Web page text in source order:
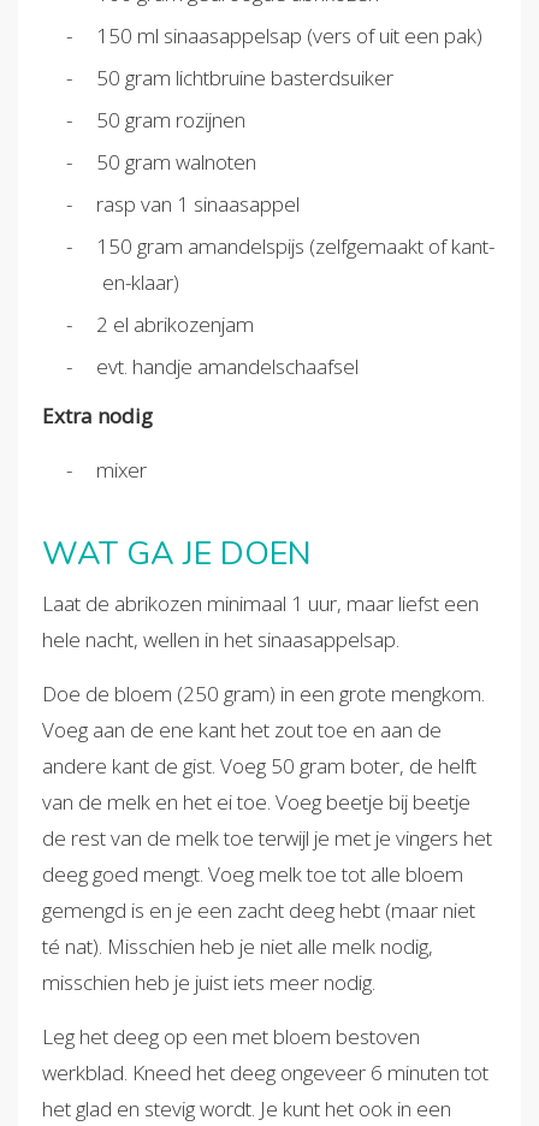
150 ml sinaasappelsap (vers of uit een pak)
50 gram lichtbruine basterdsuiker
50 gram rozijnen
50 gram walnoten
rasp van 1 sinaasappel
150 gram amandelspijs (zelfgemaakt of kant-
en-klaar)
2 el abrikozenjam
evt. handje amandelschaafsel
Extra nodig
mixer
WAT GA JE DOEN
Laat de abrikozen minimaal 1 uur, maar liefst een
hele nacht, wellen in het sinaasappelsap.
Doe de bloem (250 gram) in een grote mengkom.
Voeg aan de ene kant het zout toe en aan de
andere kant de gist. Voeg 50 gram boter, de helft
van de melk en het ei toe. Voeg beetje bij beetje
de rest van de melk toe terwijl je met je vingers het
deeg goed mengt. Voeg melk toe tot alle bloem
gemengd is en je een zacht deeg hebt (maar niet
té nat). Misschien heb je niet alle melk nodig,
misschien heb je juist iets meer nodig.
Leg het deeg op een met bloem bestoven
werkblad. Kneed het deeg ongeveer 6 minuten tot
het glad en stevig wordt. Je kunt het ook in een